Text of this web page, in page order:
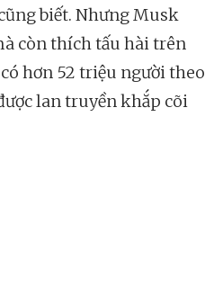
biết. Nhưng Musk
còn thích tấu hài trên
hơn 52 triệu người theo
lan truyền khắp cõi